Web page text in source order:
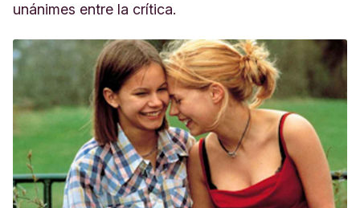
unánimes entre la crítica.